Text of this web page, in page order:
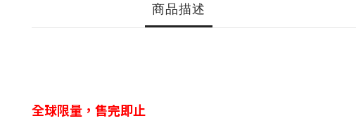
商品描述
全球限量，售完即止